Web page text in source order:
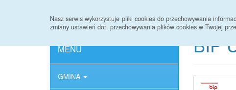
Nasz serwis wykorzystuje pliki cookies do przechowywania
zmiany ustawień dot. przechowywania plików cookies w Twojej
MENU
GMINA
BIP